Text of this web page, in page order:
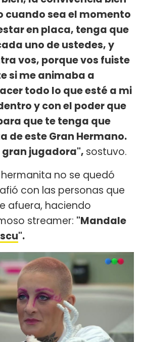
cuando sea el momento
en placa, tenga que
uno de ustedes, y
vos, porque vos fuiste
si me animaba a
todo lo que esté a mi
y con el poder que
que te tenga que
de este Gran Hermano.
gran jugadora", sostuvo.
no se quedó
con las personas que
afuera, haciendo
streamer: "Mandale
".